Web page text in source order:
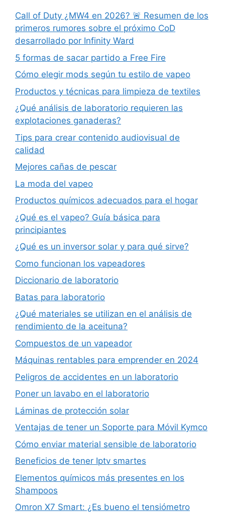
Call of Duty ¿MW4 en 2026? 🚨 Resumen de los
primeros rumores sobre el próximo CoD
desarrollado por Infinity Ward
5 formas de sacar partido a Free Fire
Cómo elegir mods según tu estilo de vapeo
Productos y técnicas para limpieza de textiles
¿Qué análisis de laboratorio requieren las
explotaciones ganaderas?
Tips para crear contenido audiovisual de
calidad
Mejores cañas de pescar
La moda del vapeo
Productos químicos adecuados para el hogar
¿Qué es el vapeo? Guía básica para
principiantes
¿Qué es un inversor solar y para qué sirve?
Como funcionan los vapeadores
Diccionario de laboratorio
Batas para laboratorio
¿Qué materiales se utilizan en el análisis de
rendimiento de la aceituna?
Compuestos de un vapeador
Máquinas rentables para emprender en 2024
Peligros de accidentes en un laboratorio
Poner un lavabo en el laboratorio
Láminas de protección solar
Ventajas de tener un Soporte para Móvil Kymco
Cómo enviar material sensible de laboratorio
Beneficios de tener Iptv smartes
Elementos químicos más presentes en los
Shampoos
Omron X7 Smart: ¿Es bueno el tensiómetro